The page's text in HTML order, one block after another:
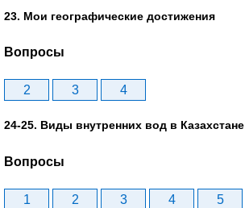
23. Мои географические достижения
Вопросы
2 3 4
24-25. Виды внутренних вод в Казахстане
Вопросы
1 2 3 4 5